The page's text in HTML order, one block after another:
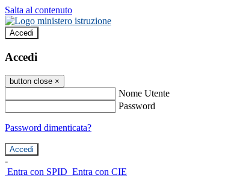
Salta al contenuto
Accedi
Accedi
button close ×
Nome Utente
Password
Password dimenticata?
-
Entra con SPID Entra con CIE